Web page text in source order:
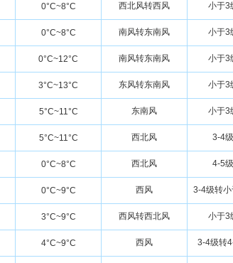
0°C~8°C 西北风转西风 小于3
0°C~8°C 南风转东南风 小于3
0°C~12°C 南风转东南风 小于3
3°C~13°C 东风转东南风 小于3
5°C~11°C 东南风 小于3
5°C~11°C 西北风 3-4级
0°C~8°C 西北风 4-5级
0°C~9°C 西风 3-4级转小
3°C~9°C 西风转西北风 小于3
4°C~9°C 西风 3-4级转